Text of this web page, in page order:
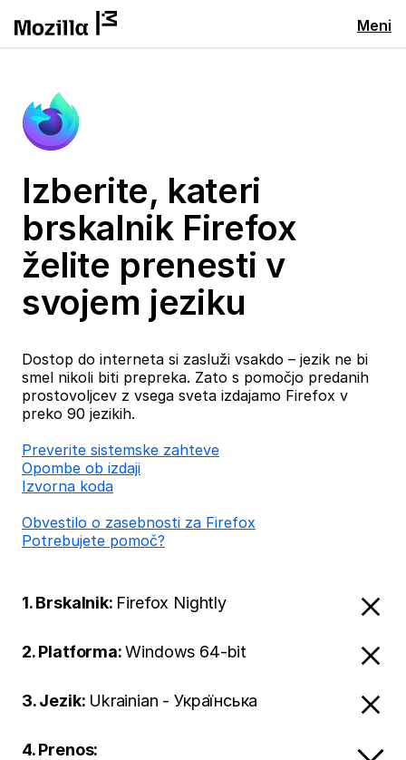
Meni
Izberite, kateri
brskalnik Firefox
želite prenesti v
svojem jeziku
Dostop do interneta si zasluži vsakdo – jezik ne bi
smel nikoli biti prepreka. Zato s pomočjo predanih
prostovoljcev z vsega sveta izdajamo Firefox v
preko 90 jezikih.
Preverite sistemske zahteve
Opombe ob izdaji
Izvorna koda
Obvestilo o zasebnosti za Firefox
Potrebujete pomoč?
1. Brskalnik: Firefox Nightly
2. Platforma:Windows 64-bit
3. Jezik: Ukrainian - Українська
4. Prenos: